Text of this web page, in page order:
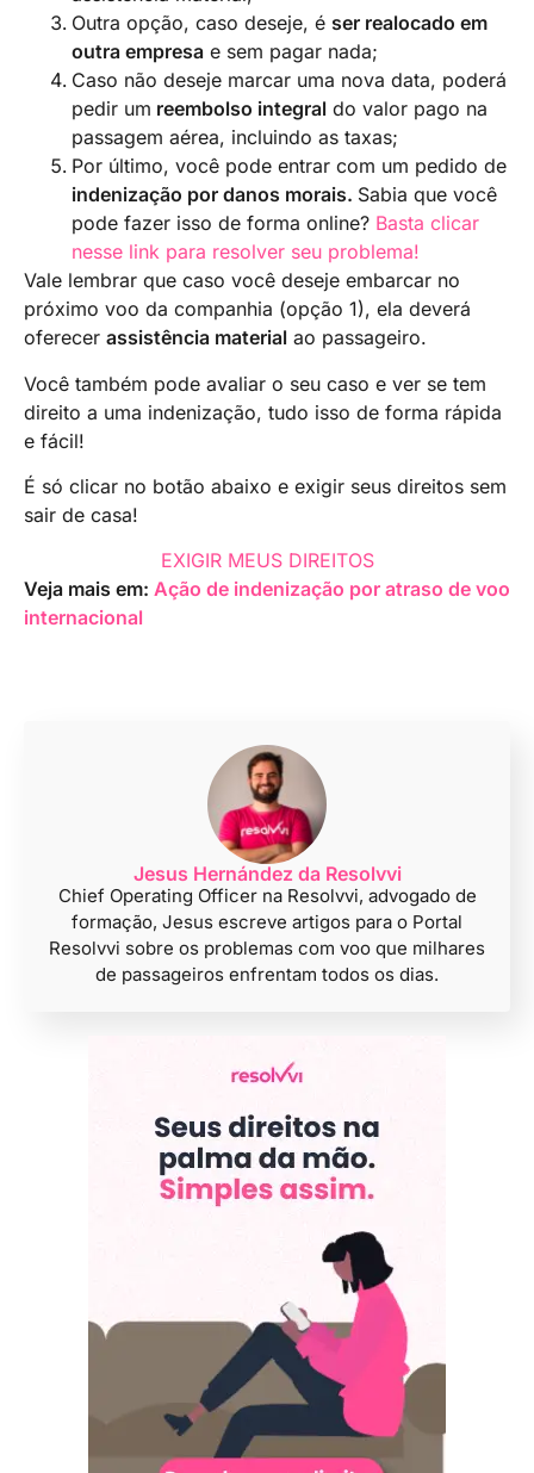
Outra opção, caso deseje, é ser realocado em
outra empresa e sem pagar nada;
Caso não deseje marcar uma nova data, poderá
pedir um reembolso integral do valor pago na
passagem aérea, incluindo as taxas;
Por último, você pode entrar com um pedido de
indenização por danos morais. Sabia que você
pode fazer isso de forma online? Basta clicar
nesse link para resolver seu problema!
Vale lembrar que caso você deseje embarcar no
próximo voo da companhia (opção 1), ela deverá
oferecer assistência material ao passageiro.
Você também pode avaliar o seu caso e ver se tem
direito a uma indenização, tudo isso de forma rápida
e fácil!
É só clicar no botão abaixo e exigir seus direitos sem
sair de casa!
EXIGIR MEUS DIREITOS
Veja mais em: Ação de indenização por atraso de voo
internacional
Jesus Hernández da Resolvvi
Chief Operating Officer na Resolvvi, advogado de
formação, Jesus escreve artigos para o Portal
Resolvvi sobre os problemas com voo que milhares
de passageiros enfrentam todos os dias.